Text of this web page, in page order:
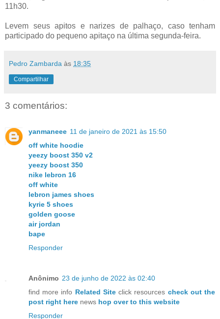
11h30.
Levem seus apitos e narizes de palhaço, caso tenham
participado do pequeno apitaço na última segunda-feira.
Pedro Zambarda às 18:35
Compartilhar
3 comentários:
yanmaneee 11 de janeiro de 2021 às 15:50
off white hoodie
yeezy boost 350 v2
yeezy boost 350
nike lebron 16
off white
lebron james shoes
kyrie 5 shoes
golden goose
air jordan
bape
Responder
Anônimo 23 de junho de 2022 às 02:40
find more info Related Siteclick resources check out the
post right here news hop over to this website
Responder